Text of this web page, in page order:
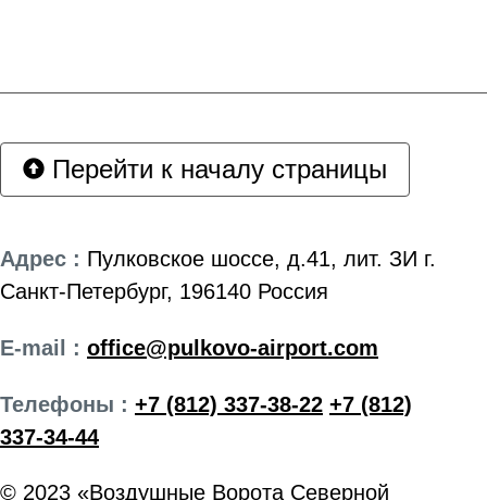
Перейти к началу страницы
Адрес : Пулковское шоссе, д.41, лит. ЗИ г.
Санкт-Петербург, 196140 Россия
E-mail : office@pulkovo-airport.com
Телефоны : +7 (812) 337-38-22 +7 (812)
337-34-44
© 2023 «Воздушные Ворота Северной